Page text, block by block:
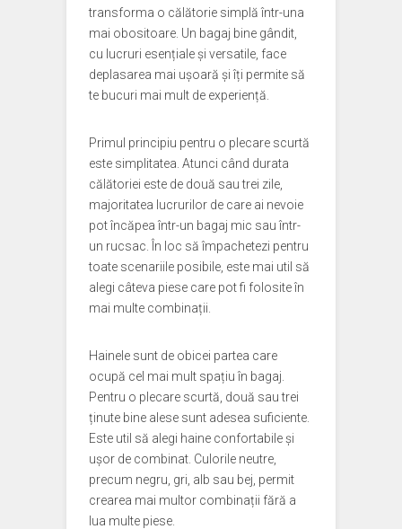
transforma o călătorie simplă într-una
mai obositoare. Un bagaj bine gândit,
cu lucruri esențiale și versatile, face
deplasarea mai ușoară și îți permite să
te bucuri mai mult de experiență.
Primul principiu pentru o plecare scurtă
este simplitatea. Atunci când durata
călătoriei este de două sau trei zile,
majoritatea lucrurilor de care ai nevoie
pot încăpea într-un bagaj mic sau într-
un rucsac. În loc să împachetezi pentru
toate scenariile posibile, este mai util să
alegi câteva piese care pot fi folosite în
mai multe combinații.
Hainele sunt de obicei partea care
ocupă cel mai mult spațiu în bagaj.
Pentru o plecare scurtă, două sau trei
ținute bine alese sunt adesea suficiente.
Este util să alegi haine confortabile și
ușor de combinat. Culorile neutre,
precum negru, gri, alb sau bej, permit
crearea mai multor combinații fără a
lua multe piese.